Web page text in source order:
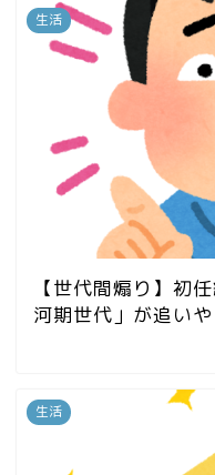
生活
【世代間煽り】初
河期世代」が追い
生活